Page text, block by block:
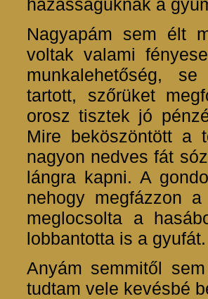
házasságuknak a
Nagyapám sem élt
voltak valami
munkalehetőség,
tartott, szőrüket
orosz tisztek jó
Mire beköszöntött a
nagyon nedves fát
lángra kapni. A
nehogy megfázzon
meglocsolta a
lobbantotta is a gyufát.
Anyám semmitől
tudtam vele kevésbé